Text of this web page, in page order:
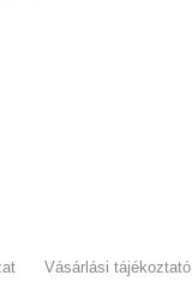
Vásárlási tájékoztató